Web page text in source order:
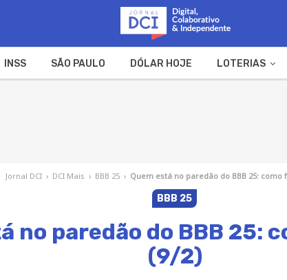
INSS SÃO PAULO DÓLAR HOJE LOTERIAS
Jornal DCI › DCI Mais › BBB 25 › Quem está no paredão do BBB 25: como
BBB 25
no paredão do BBB 25:
(9/2)